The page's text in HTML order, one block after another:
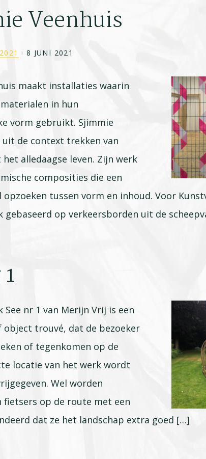
Veenhuis
· 8 JUNI 2021
maakt installaties waarin
in hun
vorm gebruikt. Sjimmie
de context trekken van
alledaagse leven. Zijn werk
composities die een
opzoeken tussen vorm en inhoud. Voor
gebaseerd op verkeersborden uit de
See nr 1 van Merijn Vrij is een
object trouvé, dat de bezoeker
of tegenkomen op de
locatie van het werk wordt
Wel worden
fietsers op de route met een
dat ze het landschap extra goed […]